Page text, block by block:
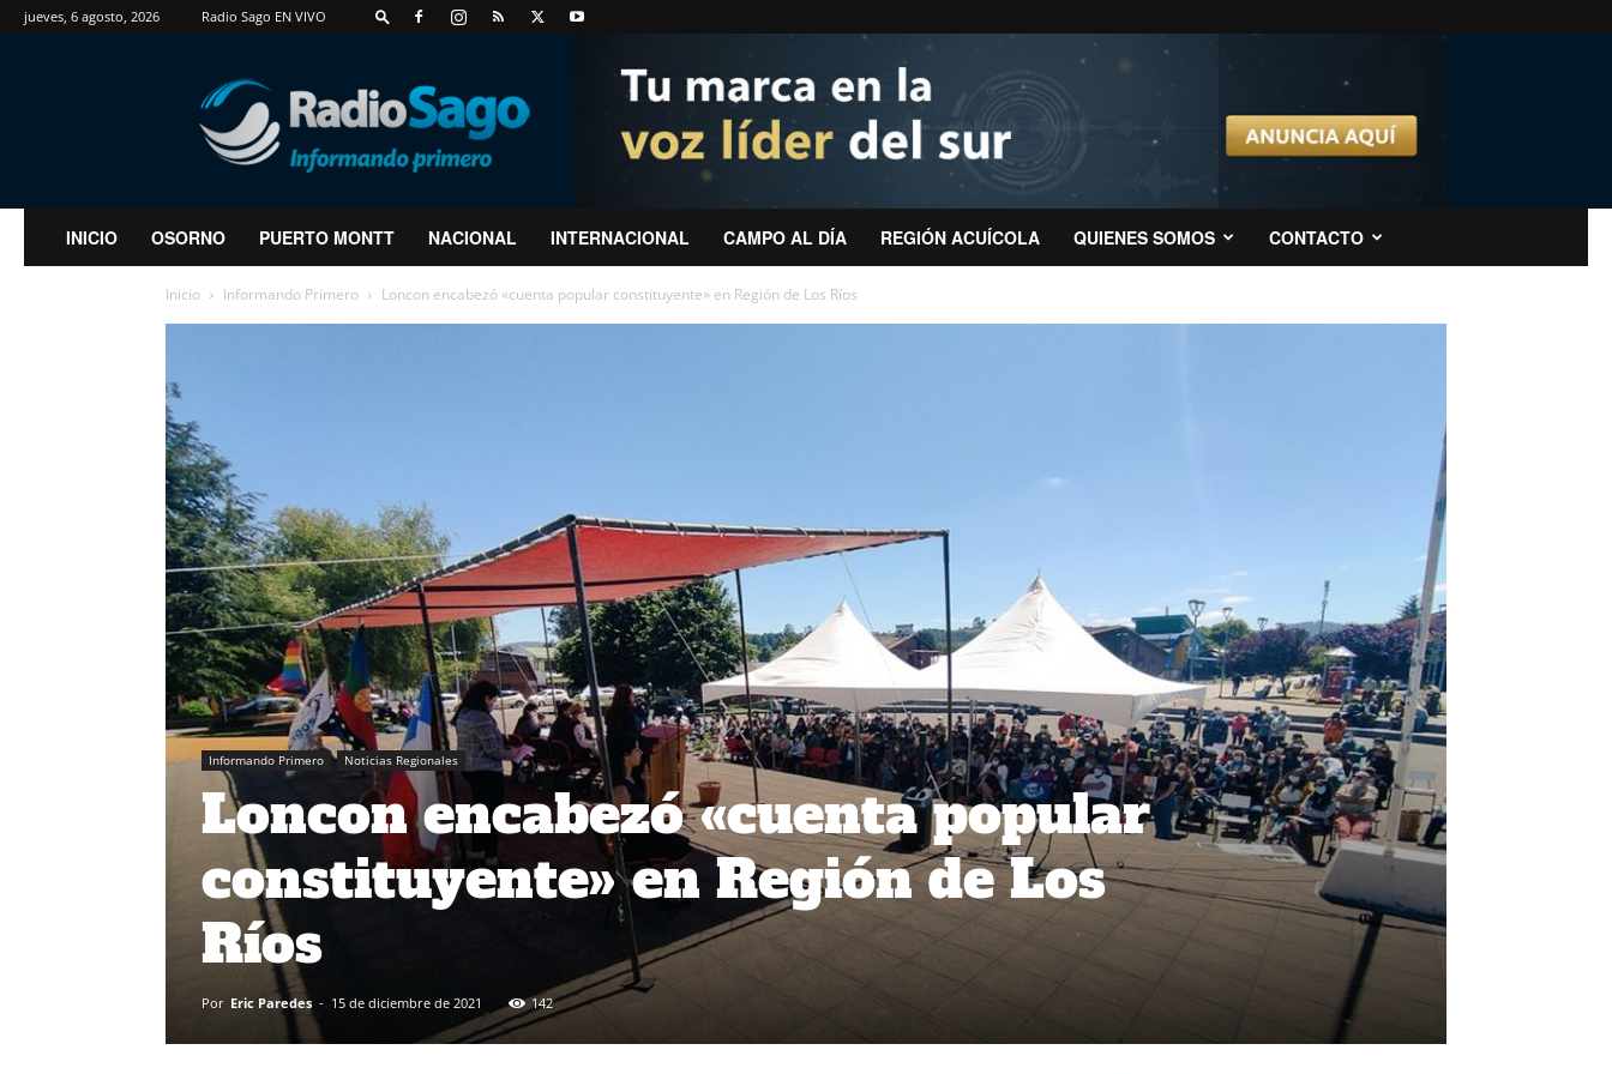
jueves, 6 agosto, 2026 Radio Sago EN VIVO
RadioSago
INICIO OSORNO PUERTO MONTT NACIONAL INTERNACIONAL CAMPO AL DÍA REGIÓN ACUÍCOLA QUIENES SOMOS CONTACTO
Inicio Informando Primero Loncon encabezó «cuenta popular constituyente» en Región de Los Ríos
Informando Primero Noticias Regionales
Loncon encabezó «cuenta popular
constituyente» en Región de Los
Ríos
Por Eric Paredes - 15 de diciembre de 2021 142